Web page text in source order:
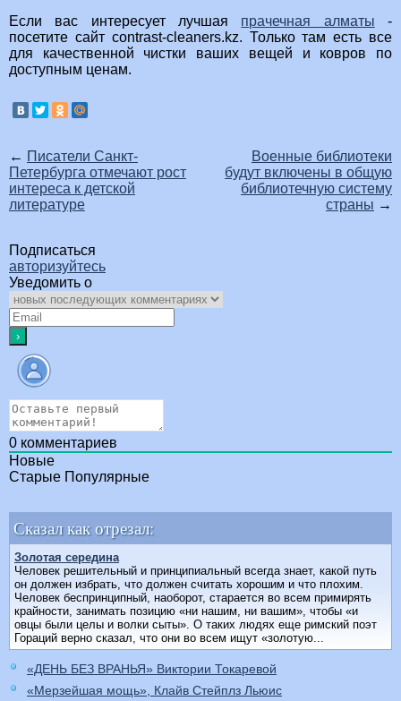
Если вас интересует лучшая прачечная алматы -
посетите сайт contrast-cleaners.kz. Только там есть все
для качественной чистки ваших вещей и ковров по
доступным ценам.
← Писатели Санкт-
Петербурга отмечают рост
интереса к детской
литературе
Военные библиотеки
будут включены в общую
библиотечную систему
страны →
Подписаться
авторизуйтесь
Уведомить о
0 комментариев
Новые
Старые Популярные
Сказал как отрезал:
Золотая середина
Человек решительный и принципиальный всегда знает, какой путь
он должен избрать, что должен считать хорошим и что плохим.
Человек беспринципный, наоборот, старается во всем примирять
крайности, занимать позицию «ни нашим, ни вашим», чтобы «и
овцы были целы и волки сыты». О таких людях еще римский поэт
Гораций верно сказал, что они во всем ищут «золотую...
«ДЕНЬ БЕЗ ВРАНЬЯ» Виктории Токаревой
«Мерзейшая мощь», Клайв Стейплз Льюис